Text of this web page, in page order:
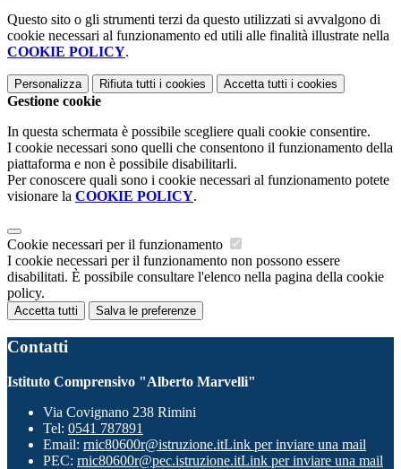
Questo sito o gli strumenti terzi da questo utilizzati si avvalgono di
cookie necessari al funzionamento ed utili alle finalità illustrate nella
COOKIE POLICY.
Personalizza Rifiuta tutti i cookies Accetta tutti i cookies
Gestione cookie
In questa schermata è possibile scegliere quali cookie consentire.
I cookie necessari sono quelli che consentono il funzionamento della
piattaforma e non è possibile disabilitarli.
Per conoscere quali sono i cookie necessari al funzionamento potete
visionare la COOKIE POLICY.
Cookie necessari per il funzionamento
I cookie necessari per il funzionamento non possono essere
disabilitati. È possibile consultare l'elenco nella pagina della cookie
policy.
Accetta tutti Salva le preferenze
Contatti
Istituto Comprensivo "Alberto Marvelli"
Via Covignano 238 Rimini
Tel: 0541 787891
Email: rnic80600r@istruzione.itLink per inviare una mail
PEC: rnic80600r@pec.istruzione.itLink per inviare una mail